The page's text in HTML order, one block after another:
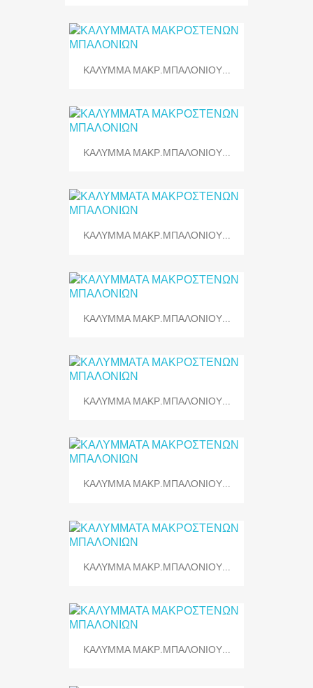
ΚΑΛΥΜΜΑ ΜΑΚΡ.ΜΠΑΛΟΝΙΟΥ...
ΚΑΛΥΜΜΑ ΜΑΚΡ.ΜΠΑΛΟΝΙΟΥ...
ΚΑΛΥΜΜΑ ΜΑΚΡ.ΜΠΑΛΟΝΙΟΥ...
ΚΑΛΥΜΜΑ ΜΑΚΡ.ΜΠΑΛΟΝΙΟΥ...
ΚΑΛΥΜΜΑ ΜΑΚΡ.ΜΠΑΛΟΝΙΟΥ...
ΚΑΛΥΜΜΑ ΜΑΚΡ.ΜΠΑΛΟΝΙΟΥ...
ΚΑΛΥΜΜΑ ΜΑΚΡ.ΜΠΑΛΟΝΙΟΥ...
ΚΑΛΥΜΜΑ ΜΑΚΡ.ΜΠΑΛΟΝΙΟΥ...